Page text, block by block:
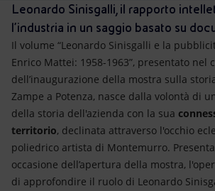
Leonardo Sinisgalli, il rapporto
l’industria in un saggio basato su
Il volume “Leonardo Sinisgalli e la
Enrico Mattei: 1958-1963”, presentato nel
dell’inaugurazione della mostra sulla
Zampe a Potenza, nasce dalla volontà di
della storia dell'azienda con la sua
territorio, declinata attraverso l'occhio
poliedrico artista di Montemurro.
occasione dell’apertura della mostra,
di approfondire il ruolo di Leonardo